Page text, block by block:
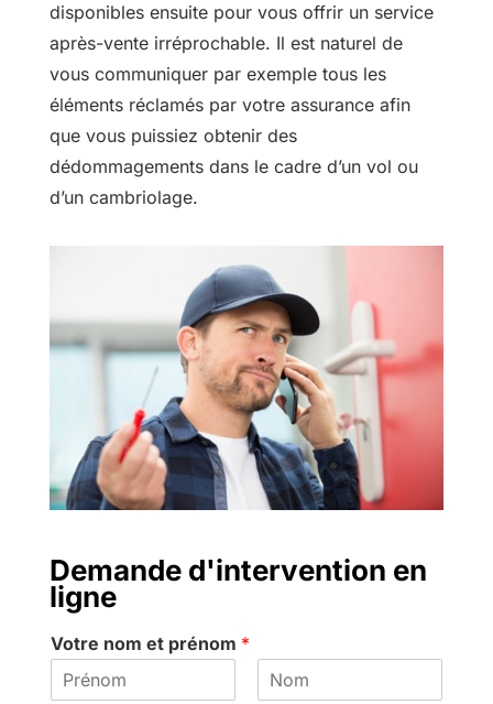
disponibles ensuite pour vous offrir un service
après-vente irréprochable. Il est naturel de
vous communiquer par exemple tous les
éléments réclamés par votre assurance afin
que vous puissiez obtenir des
dédommagements dans le cadre d’un vol ou
d’un cambriolage.
Demande d'intervention en
ligne
Votre nom et prénom *